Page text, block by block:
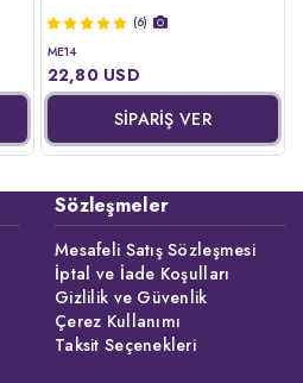
(6)
ME14
22,80 USD
SİPARİŞ VER
Sözleşmeler
Mesafeli Satış Sözleşmesi
İptal ve İade Koşulları
Gizlilik ve Güvenlik
Çerez Kullanımı
Taksit Seçenekleri